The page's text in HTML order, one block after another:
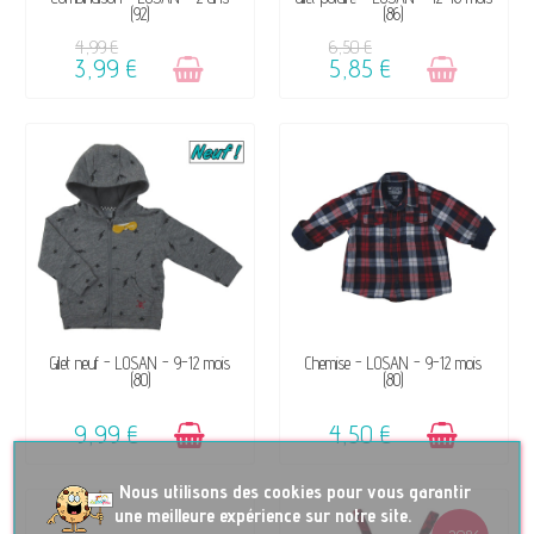
SUCCÈS ☺
(92)
4,99 €
3,99 €
SUCCÈS ☺
(86)
6,50 €
5,85 €
DISPONIBLE
Gilet neuf - LOSAN - 9-12 mois
(80)
9,99 €
DISPONIBLE
Chemise - LOSAN - 9-12 mois
(80)
4,50 €
Nous utilisons des cookies pour vous garantir
une meilleure expérience sur notre site.